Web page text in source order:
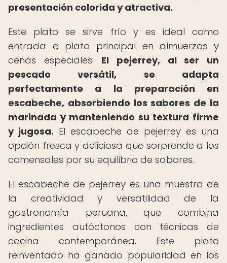
presentación colorida y atractiva.
Este plato se sirve frío y es ideal como
entrada o plato principal en almuerzos y
cenas especiales. El pejerrey, al ser un
pescado versátil, se adapta
perfectamente a la preparación en
escabeche, absorbiendo los sabores de la
marinada y manteniendo su textura firme
y jugosa. El escabeche de pejerrey es una
opción fresca y deliciosa que sorprende a los
comensales por su equilibrio de sabores.
El escabeche de pejerrey es una muestra de
la creatividad y versatilidad de la
gastronomía peruana, que combina
ingredientes autóctonos con técnicas de
cocina contemporánea. Este plato
reinventado ha ganado popularidad en los